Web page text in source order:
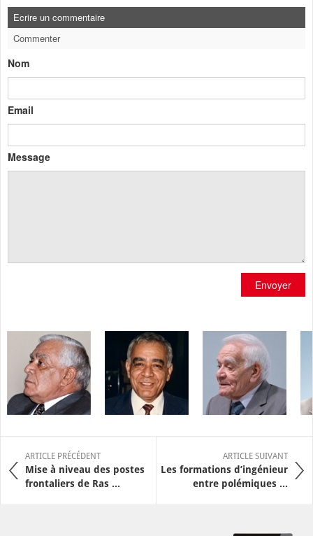
Ecrire un commentaire
Commenter
Nom
Email
Message
Envoyer
ARTICLE PRÉCÉDENT
Mise à niveau des postes
frontaliers de Ras ...
ARTICLE SUIVANT
Les formations d’ingénieur
entre polémiques ...